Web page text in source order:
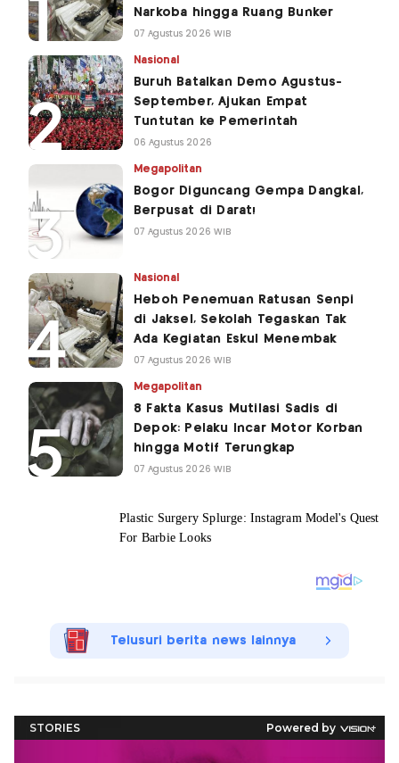
Narkoba hingga Ruang Bunker
07 Agustus 2026 WIB
Nasional
Buruh Batalkan Demo Agustus-
September, Ajukan Empat
Tuntutan ke Pemerintah
06 Agustus 2026
Megapolitan
Bogor Diguncang Gempa Dangkal,
Berpusat di Darat!
07 Agustus 2026 WIB
Nasional
Heboh Penemuan Ratusan Senpi
di Jaksel, Sekolah Tegaskan Tak
Ada Kegiatan Eskul Menembak
07 Agustus 2026 WIB
Megapolitan
8 Fakta Kasus Mutilasi Sadis di
Depok: Pelaku Incar Motor Korban
hingga Motif Terungkap
07 Agustus 2026 WIB
Telusuri berita news lainnya